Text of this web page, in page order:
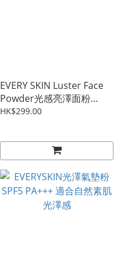
EVERY SKIN Luster Face
Powder光感亮澤面粉
SPF20 / PA++
HK$299.00